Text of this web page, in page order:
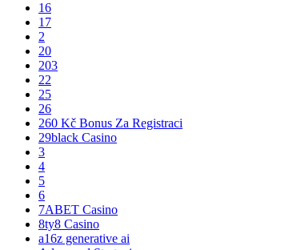
16
17
2
20
203
22
25
26
260 Kč Bonus Za Registraci
29black Casino
3
4
5
6
7ABET Casino
8ty8 Casino
a16z generative ai